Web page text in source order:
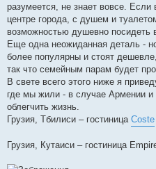
разумеется, не знает вовсе. Если
центре города, с душем и
возможностью душевно посидеть
Еще одна неожиданная деталь -
более популярны и стоят
так что семейным парам будет
В свете всего этого ниже я
где мы жили - в случае Армении и
облегчить жизнь.
Грузия, Тбилиси – гостиница Coste
Грузия, Кутаиси – гостиница